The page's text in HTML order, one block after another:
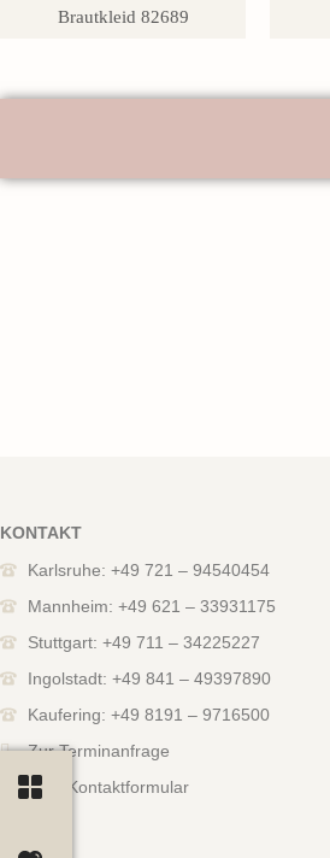
Brautkleid 82689
KONTAKT
Karlsruhe: +49 721 – 94540454
Mannheim: +49 621 – 33931175
Stuttgart: +49 711 – 34225227
Ingolstadt: +49 841 – 49397890
Kaufering: +49 8191 – 9716500
Zur Terminanfrage
Zum Kontaktformular